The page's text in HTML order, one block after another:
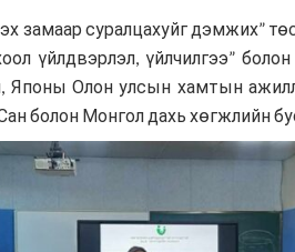
замаар суралцахуйг дэмжих”
үйлдвэрлэл, үйлчилгээ”
Японы Олон улсын хамтын
болон Монгол дахь хөгжлийн